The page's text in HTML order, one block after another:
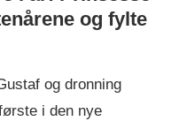
og fylte
og dronning
i den nye